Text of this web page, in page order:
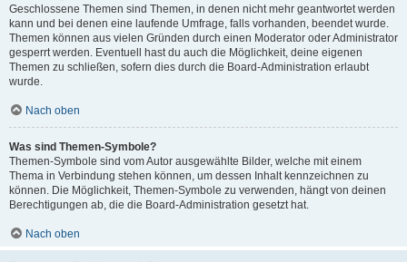
Geschlossene Themen sind Themen, in denen nicht mehr geantwortet werden
kann und bei denen eine laufende Umfrage, falls vorhanden, beendet wurde.
Themen können aus vielen Gründen durch einen Moderator oder Administrator
gesperrt werden. Eventuell hast du auch die Möglichkeit, deine eigenen
Themen zu schließen, sofern dies durch die Board-Administration erlaubt
wurde.
Nach oben
Was sind Themen-Symbole?
Themen-Symbole sind vom Autor ausgewählte Bilder, welche mit einem
Thema in Verbindung stehen können, um dessen Inhalt kennzeichnen zu
können. Die Möglichkeit, Themen-Symbole zu verwenden, hängt von deinen
Berechtigungen ab, die die Board-Administration gesetzt hat.
Nach oben